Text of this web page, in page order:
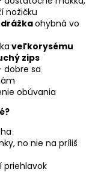
nožičku
ohybná vo
veľkorysému
zips
dobre sa
obúvania
no nie na príliš
priehlavok